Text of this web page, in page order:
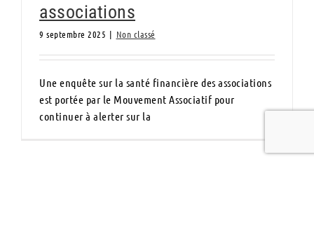
associations
9 septembre 2025 | Non classé
Une enquête sur la santé financière des associations
est portée par le Mouvement Associatif pour
continuer à alerter sur la